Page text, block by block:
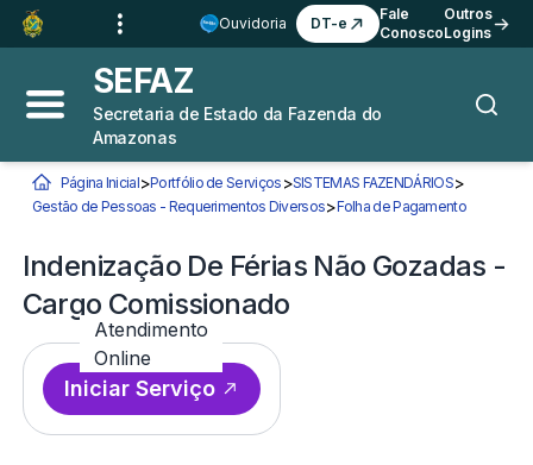
Ir para o
Conteúdo
Ir para a
Navegação 3
Ir para o
Rodapé 4
Ouvidoria DT-e
Fale
Conosco
Outros
Logins
Abrir menu principal
SEFAZ
Secretaria de Estado da Fazenda do
Amazonas
Você está aqui:
Página Inicial>Portfólio de Serviços >SISTEMAS FAZENDÁRIOS>
Gestão de Pessoas - Requerimentos Diversos>Folha de Pagamento
Indenização De Férias Não Gozadas -
Cargo Comissionado
Atendimento
Online
Iniciar Serviço